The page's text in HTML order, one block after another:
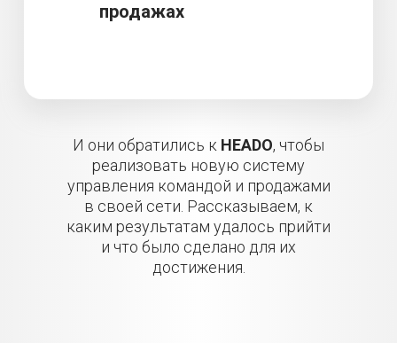
И они обратились к HEADO, чтобы
реализовать новую систему
управления командой и продажами
в своей сети. Рассказываем, к
каким результатам удалось прийти
и что было сделано для их
достижения.
продажах